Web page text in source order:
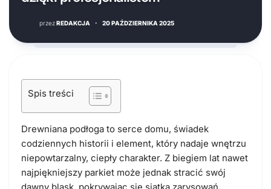
przezREDAKCJA · 20 PAŹDZIERNIKA 2025
Spis treści
Drewniana podłoga to serce domu, świadek
codziennych historii i element, który nadaje wnętrzu
niepowtarzalny, ciepły charakter. Z biegiem lat nawet
najpiękniejszy parkiet może jednak stracić swój